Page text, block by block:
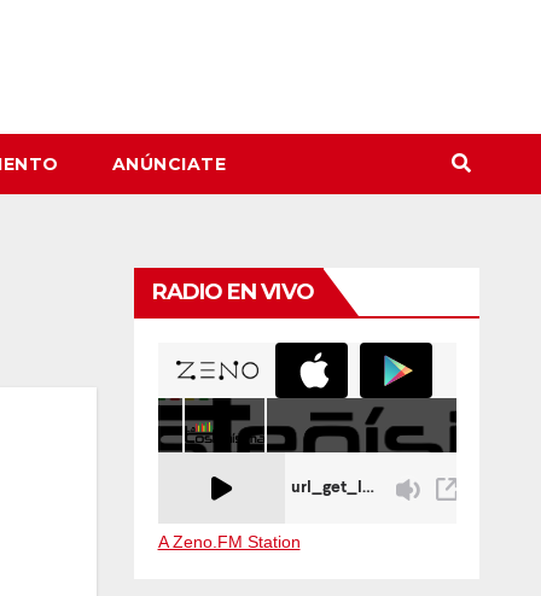
ANÚNCIATE
RADIO EN VIVO
A Zeno.FM Station